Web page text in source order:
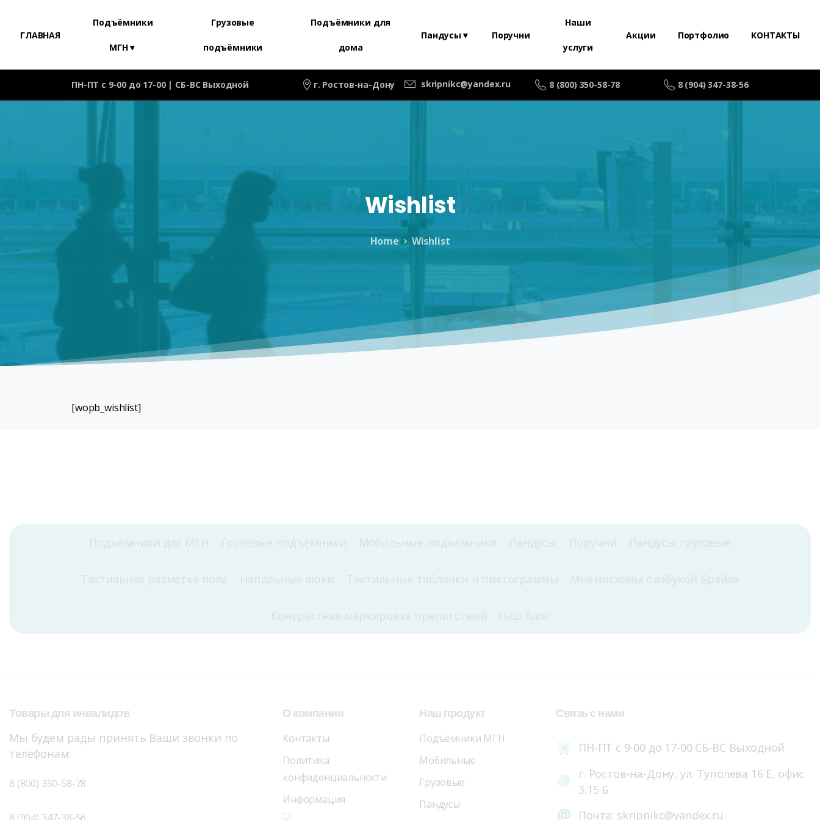
ГЛАВНАЯ
Подъёмники
МГН▼
Грузовые
подъёмники
Подъёмники для
дома
Пандусы▼ Поручни
Наши
услуги
Акции Портфолио КОНТАКТЫ
ПН-ПТ с 9-00 до 17-00 | СБ-ВС Выходной г. Ростов-на-Дону skripnikc@yandex.ru 8 (800) 350-58-78 8 (904) 347-38-56
Wishlist
Home Wishlist
[wopb_wishlist]
Подъемники для МГН Грузовые подъёмники Мобильные подъемники Пандусы Поручни Пандусы грузовые
Тактильная разметка пола Напольные люки Тактильные таблички и пиктограммы Мнемосхемы с азбукой Брайля
Контрастная маркировка препятствий Наш блог
Товарыдля инвалидов
Мы будем рады принять Ваши звонки по
телефонам:
8 (800) 350-58-78
8 (904) 347-38-56
О компании
Контакты
Политика
конфиденциальности
Информация
Наш продукт
Подъёмники МГН
Мобильные
Грузовые
Пандусы
Связь с нами
ПН-ПТ с 9-00 до 17-00 СБ-ВС Выходной
г. Ростов-на-Дону, ул. Туполева 16 Е, офис
3.15 Б
Почта: skripnikc@yandex.ru